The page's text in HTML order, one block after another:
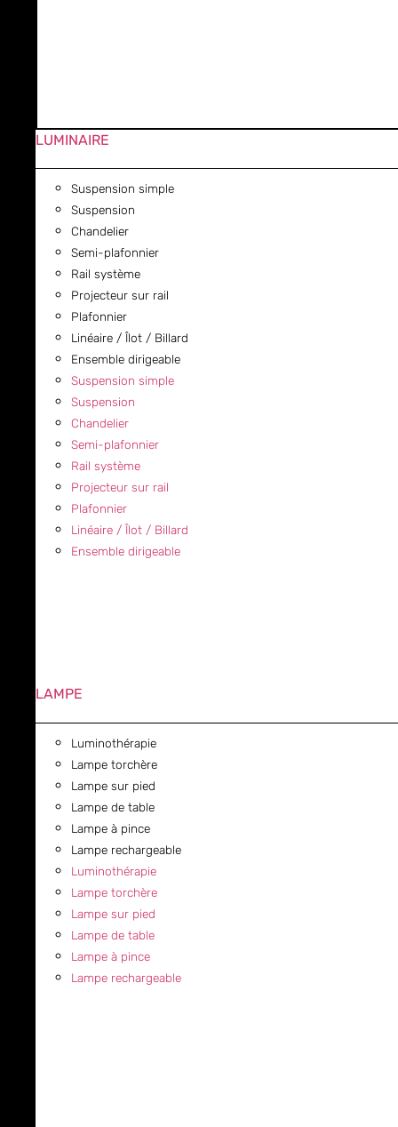
LUMINAIRE
Suspension simple
Suspension
Chandelier
Semi-plafonnier
Rail système
Projecteur sur rail
Plafonnier
Linéaire / Îlot / Billard
Ensemble dirigeable
Suspension simple
Suspension
Chandelier
Semi-plafonnier
Rail système
Projecteur sur rail
Plafonnier
Linéaire / Îlot / Billard
Ensemble dirigeable
LAMPE
Luminothérapie
Lampe torchère
Lampe sur pied
Lampe de table
Lampe à pince
Lampe rechargeable
Luminothérapie
Lampe torchère
Lampe sur pied
Lampe de table
Lampe à pince
Lampe rechargeable